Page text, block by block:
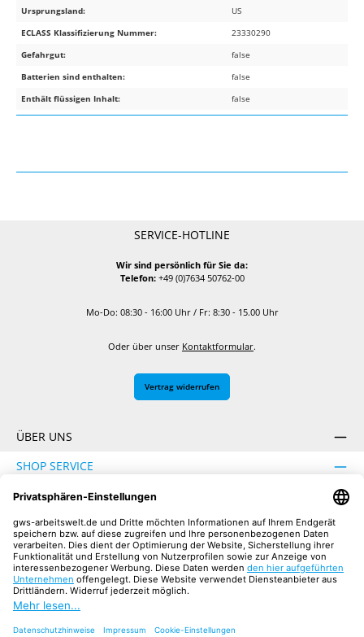
Ursprungsland:
US
ECLASS Klassifizierung Nummer:
23330290
Gefahrgut:
false
Batterien sind enthalten:
false
Enthält flüssigen Inhalt:
false
SERVICE-HOTLINE
Wir sind persönlich für Sie da:
Telefon:+49 (0)7634 50762-00
Mo-Do: 08:30 - 16:00 Uhr / Fr: 8:30 - 15.00 Uhr
Oder über unser Kontaktformular.
Vertrag widerrufen
ÜBER UNS
SHOP SERVICE
INFORMATION
SICHER EINKAUFEN
UNSERE COMMUNITIES
FacebookInstagramYouTube